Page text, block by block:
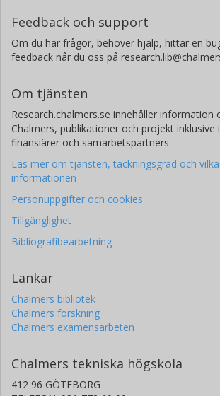
Feedback och support
Om du har frågor, behöver hjälp, hittar en
feedback når du oss på
Om tjänsten
Research.chalmers.se innehåller information
Chalmers, publikationer och projekt
finansiärer och samarbetspartners.
Läs mer om tjänsten, täckningsgrad och
informationen
Personuppgifter och cookies
Tillgänglighet
Bibliografibearbetning
Länkar
Chalmers bibliotek
Chalmers forskning
Chalmers examensarbeten
Chalmers tekniska högskola
412 96 GÖTEBORG